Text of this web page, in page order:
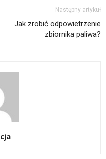
Następny artykuł
Jak zrobić odpowietrzenie
zbiornika paliwa?